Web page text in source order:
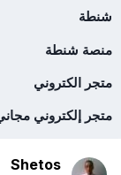
شنطة
منصة شنطة
متجر الكتروني
متجر إلكتروني مجاني
Shetos